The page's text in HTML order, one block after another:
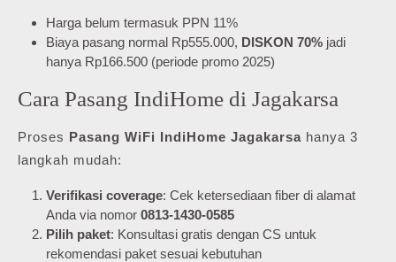
Harga belum termasuk PPN 11%
Biaya pasang normal Rp555.000, DISKON 70% jadi
hanya Rp166.500 (periode promo 2025)
Cara Pasang IndiHome di Jagakarsa
Proses Pasang WiFi IndiHome Jagakarsa hanya 3
langkah mudah:
Verifikasi coverage: Cek ketersediaan fiber di alamat
Anda via nomor 0813-1430-0585
Pilih paket: Konsultasi gratis dengan CS untuk
rekomendasi paket sesuai kebutuhan